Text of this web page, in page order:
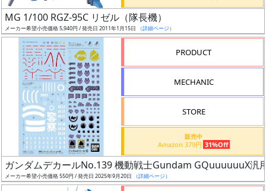
日
発
売
Web
プッ
シュ
通知
対象
ギ
ャ
ラ
MG 1/100 RGZ-95C リゼル（隊長機）
メーカー希望小売価格 5,940円 / 発売日 2011年1月15日 （詳細ページ）
PRODUCT
MECHANIC
STORE
販売中
Amazon 379円 31%Off
ガンダムデカールNo.139 機動戦士Gundam GQuuuuuuX汎
メーカー希望小売価格 550円 / 発売日 2025年9月20日 （詳細ページ）